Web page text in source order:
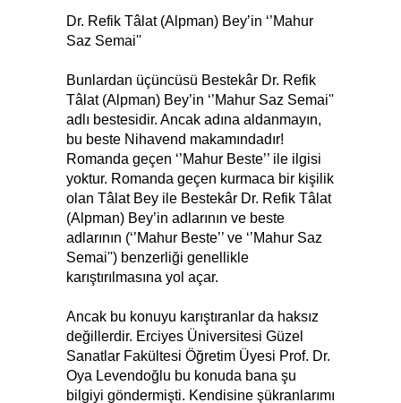
Dr. Refik Tâlat (Alpman) Bey’in ‘’Mahur
Saz Semai''
Bunlardan üçüncüsü Bestekâr Dr. Refik
Tâlat (Alpman) Bey’in ‘’Mahur Saz Semai''
adlı bestesidir. Ancak adına aldanmayın,
bu beste Nihavend makamındadır!
Romanda geçen ‘’Mahur Beste’’ ile ilgisi
yoktur. Romanda geçen kurmaca bir kişilik
olan Tâlat Bey ile Bestekâr Dr. Refik Tâlat
(Alpman) Bey’in adlarının ve beste
adlarının (‘’Mahur Beste’’ ve ‘’Mahur Saz
Semai'') benzerliği genellikle
karıştırılmasına yol açar.
Ancak bu konuyu karıştıranlar da haksız
değillerdir. Erciyes Üniversitesi Güzel
Sanatlar Fakültesi Öğretim Üyesi Prof. Dr.
Oya Levendoğlu bu konuda bana şu
bilgiyi göndermişti. Kendisine şükranlarımı